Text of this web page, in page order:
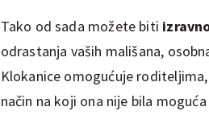
Tako od sada možete biti
odrastanja vaših mališana,
Klokanice omogućuje
način na koji ona nije bila